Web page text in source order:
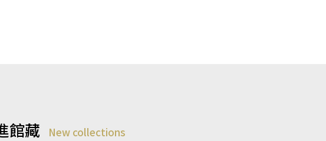
館藏 New collections